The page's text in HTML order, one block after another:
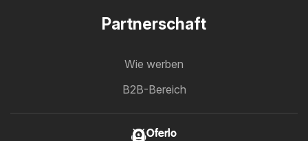
Partnerschaft
Wie werben
B2B-Bereich
Oferlo